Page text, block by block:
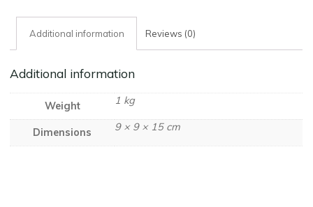
Additional information Reviews (0)
Additional information
Weight 1 kg
Dimensions 9 × 9 × 15 cm